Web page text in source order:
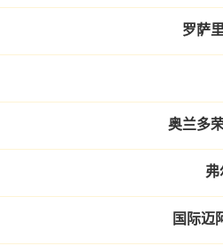
罗萨
奥兰多
弗
国际迈